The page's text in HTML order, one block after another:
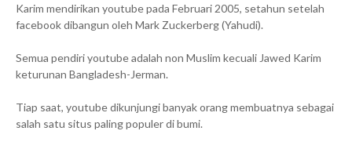
Karim mendirikan youtube pada Februari 2005, setahun setelah
facebook dibangun oleh Mark Zuckerberg (Yahudi).
Semua pendiri youtube adalah non Muslim kecuali Jawed Karim
keturunan Bangladesh-Jerman.
Tiap saat, youtube dikunjungi banyak orang membuatnya sebagai
salah satu situs paling populer di bumi.